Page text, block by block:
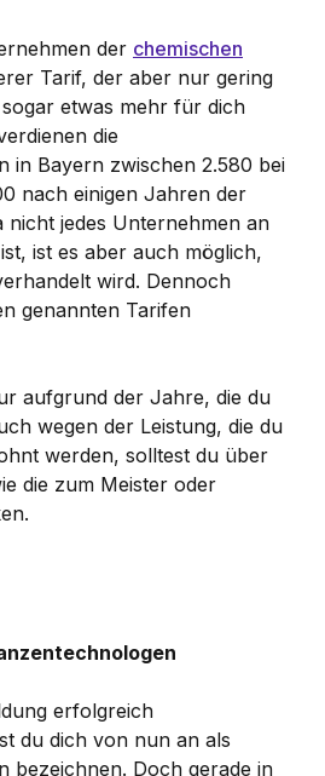
der chemischen
Tarif, der aber nur gering
etwas mehr für dich
die
in Bayern zwischen 2.580 bei
nach einigen Jahren der
jedes Unternehmen an
ist es aber auch möglich,
wird. Dennoch
genannten Tarifen
aufgrund der Jahre, die du
wegen der Leistung, die du
werden, solltest du über
die zum Meister oder
erfolgreich
du dich von nun an als
bezeichnen. Doch gerade in